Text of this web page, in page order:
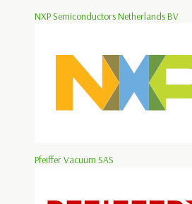
NXP Semiconductors Netherlands BV
Pfeiffer Vacuum SAS